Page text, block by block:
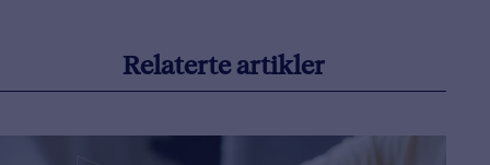
Relaterte artikler